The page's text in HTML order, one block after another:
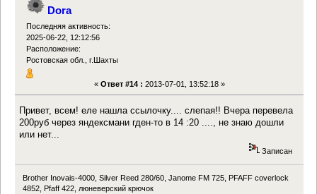
Dora
Последняя активность:
2025-06-22, 12:12:56
Расположение:
Ростовская обл., г.Шахты
« Ответ #14 : 2013-07-01, 13:52:18 »
Привет, всем! еле нашла ссылочку.... слепая!! Вчера перевела
200руб через яндексмани гден-то в 14 :20 ...., не знаю дошли
или нет...
Записан
Brother Inovais-4000, Silver Reed 280/60, Janome FM 725, PFAFF coverlock
4852, Pfaff 422, люневерский крючок